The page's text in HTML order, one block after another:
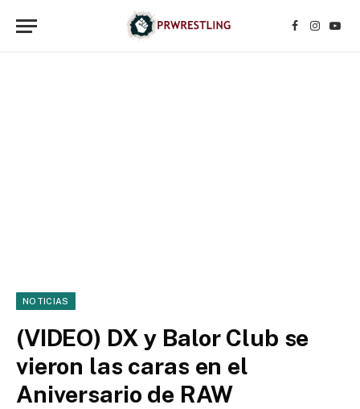
Facebook
NOTICIAS
(VIDEO) DX y Balor Club se
vieron las caras en el
Aniversario de RAW